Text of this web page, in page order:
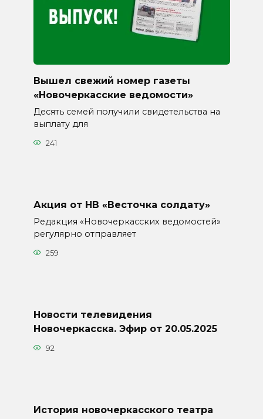
Вышел свежий номер газеты
«Новочеркасские ведомости»
Десять семей получили свидетельства на
выплату для
241
Акция от НВ «Весточка солдату»
Редакция «Новочеркасских ведомостей»
регулярно отправляет
259
Новости телевидения
Новочеркасска. Эфир от 20.05.2025
92
История новочеркасского театра